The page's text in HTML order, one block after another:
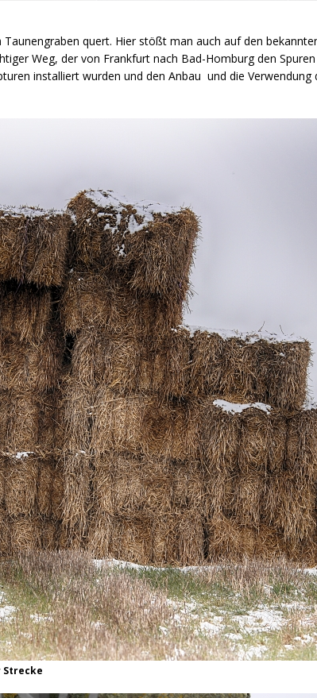
quert. Hier stößt man auch auf den
Weg, der von Frankfurt nach Bad-Homburg den
installiert wurden und den Anbau und die Verwendung
Strecke